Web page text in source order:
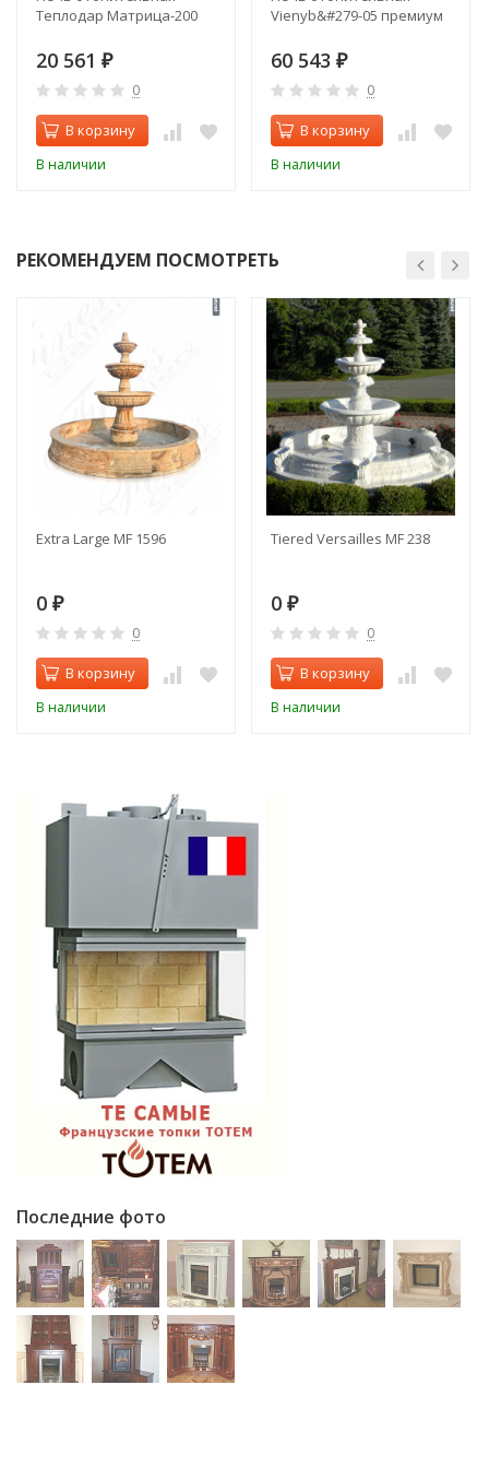
Теплодар Матрица-200
20 561 ₽
0
В корзину
В наличии
Vienyb&#279-05 премиум
60 543 ₽
0
В корзину
В наличии
РЕКОМЕНДУЕМ ПОСМОТРЕТЬ
Extra Large MF 1596
0 ₽
0
В корзину
В наличии
Tiered Versailles MF 238
0 ₽
0
В корзину
В наличии
Последние фото